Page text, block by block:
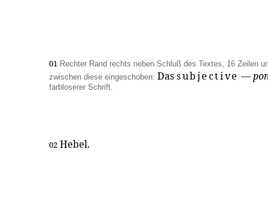
01 Rechter Rand rechts neben Schluß des Textes, 16 Zeilen
zwischen diese eingeschoben: Dassubjective —
farbloserer Schrift.
02 Hebel.